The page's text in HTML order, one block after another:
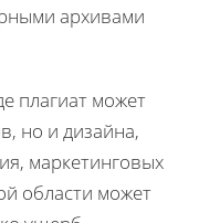
архивами
плагиат может
но и дизайна,
маркетинговых
области может